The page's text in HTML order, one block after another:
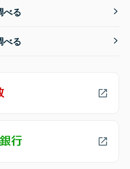
べる
べる